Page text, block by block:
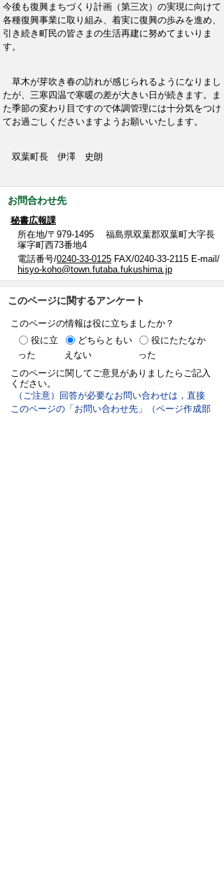
今後も復興まちづくり計画（第三次）の実現に向けて
各種復興事業に取り組み、着実に復興の歩みを進め、
引き続き町民の皆さまの生活再建に努めてまいりま
す。
草木が芽吹き春の訪れが感じられるようになりまし
たが、三寒四温で寒暖の差が大きい日が続きます。ま
た季節の変わり目ですので体調管理には十分気をつけ
てお過ごしくださいますようお願いいたします。
双葉町長 伊澤 史朗
お問合わせ先
秘書広報課
所在地/〒979-1495 福島県双葉郡双葉町大字長
塚字町西73番地4
電話番号/0240-33-0125 FAX/0240-33-2115 E-mail/
hisyo-koho@town.futaba.fukushima.jp
このページに関するアンケート
このページの情報は役に立ちましたか？
役に立
った
どちらともい
えない
役にたたなか
った
このページに関してご意見がありましたらご記入
ください。
（ご注意）回答が必要なお問い合わせは，直接
このページの「お問い合わせ先」（ページ作成部